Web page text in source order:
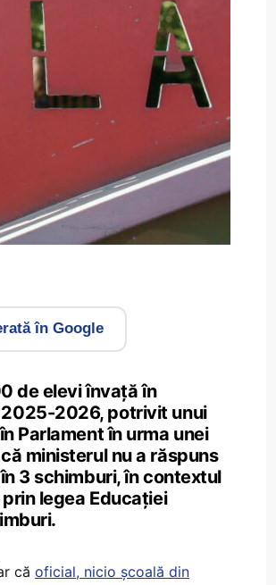
în Google
de elevi învață în
2026, potrivit unui
Parlament în urma unei
ministerul nu a răspuns
3 schimburi, în contextul
legea Educației
că oficial, nicio școală din